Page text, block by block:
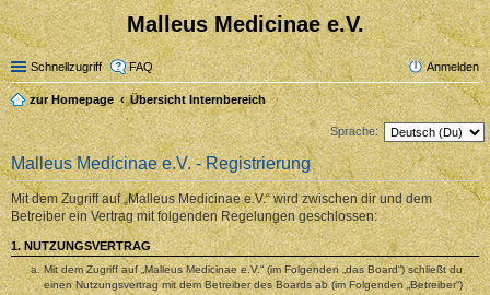
Malleus Medicinae e.V.
Schnellzugriff FAQ Anmelden
zur Homepage Übersicht Internbereich
Sprache:
Malleus Medicinae e.V. - Registrierung
Mit dem Zugriff auf „Malleus Medicinae e.V.“ wird zwischen dir und dem
Betreiber ein Vertrag mit folgenden Regelungen geschlossen:
1. NUTZUNGSVERTRAG
Mit dem Zugriff auf „Malleus Medicinae e.V.“ (im Folgenden „das Board“) schließt du
einen Nutzungsvertrag mit dem Betreiber des Boards ab (im Folgenden „Betreiber“)